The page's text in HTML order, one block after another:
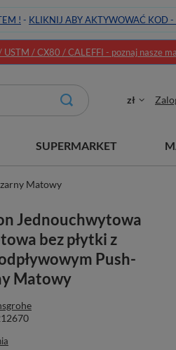
! - KLIKNIJ ABY AKTYWOWAĆ KOD
USTM / CX80 / CALEFFI - poznaj nasze
zł
SUPERMARKET
Matowy
Jednouchwytowa
bez płytki z
Push-
Matowy